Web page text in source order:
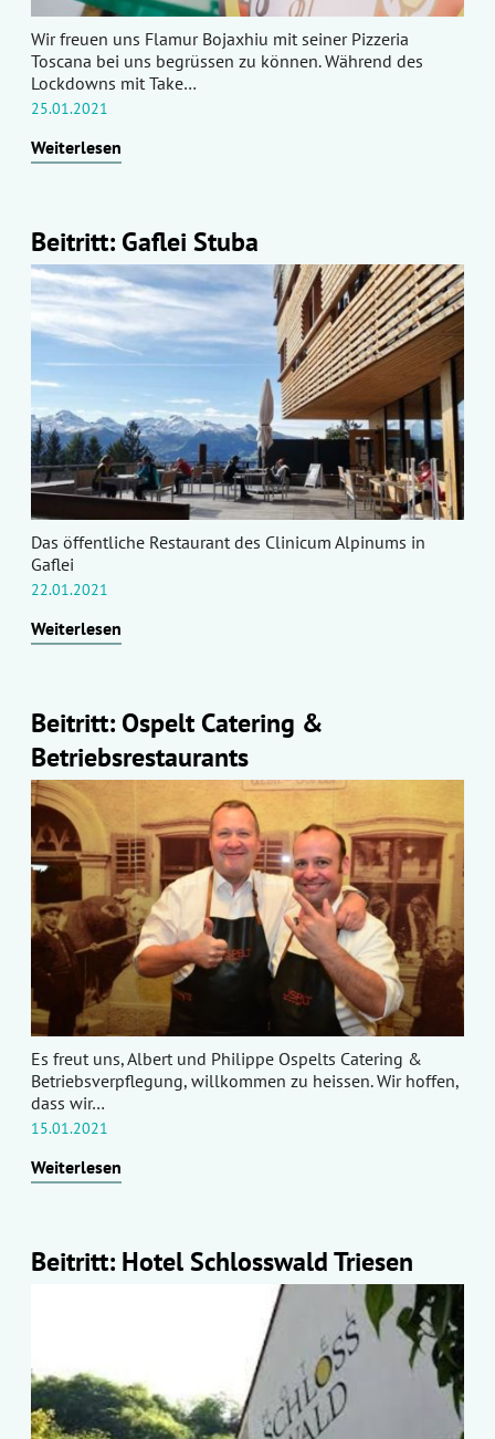
Wir freuen uns Flamur Bojaxhiu mit seiner Pizzeria
Toscana bei uns begrüssen zu können. Während des
Lockdowns mit Take…
25.01.2021
Weiterlesen
Beitritt: Gaflei Stuba
Das öffentliche Restaurant des Clinicum Alpinums in
Gaflei
22.01.2021
Weiterlesen
Beitritt: Ospelt Catering &
Betriebsrestaurants
Es freut uns, Albert und Philippe Ospelts Catering &
Betriebsverpflegung, willkommen zu heissen. Wir hoffen,
dass wir…
15.01.2021
Weiterlesen
Beitritt: Hotel Schlosswald Triesen